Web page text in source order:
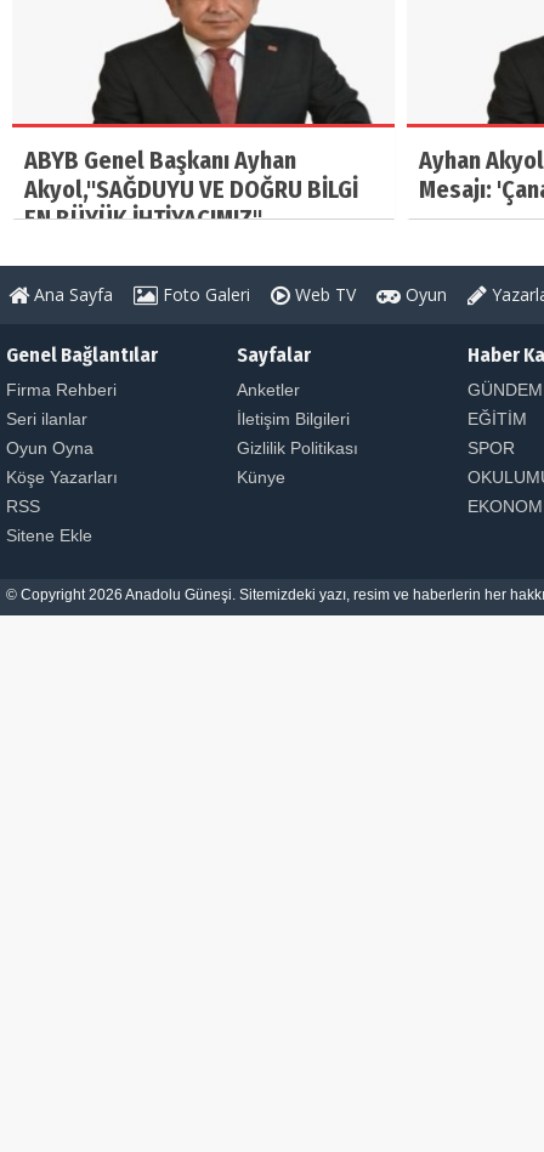
ABYB Genel Başkanı Ayhan
Akyol,"SAĞDUYU VE DOĞRU BİLGİ
EN BÜYÜK İHTİYACIMIZ"
Ayhan
Mesajı:
Ana Sayfa Foto Galeri Web TV Oyun
Genel Bağlantılar
Firma Rehberi
Seri ilanlar
Oyun Oyna
Köşe Yazarları
RSS
Sitene Ekle
Sayfalar
Anketler
İletişim Bilgileri
Gizlilik Politikası
Künye
Haber
GÜNDEM
EĞİTİM
SPOR
© Copyright 2026 Anadolu Güneşi. Sitemizdeki yazı, resim ve haberlerin her